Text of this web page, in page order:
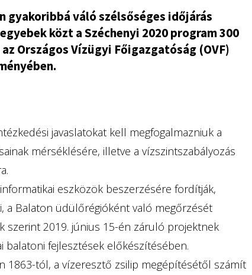
gyakoribbá váló szélsőséges időjárás
közt a Széchenyi 2020 program 300
Országos Vízügyi Főigazgatóság (OVF)
javaslatokat kell megfogalmazniuk a
mérséklésére, illetve a vízszintszabályozás
eszközök beszerzésére fordítják,
a Balaton üdülőrégióként való megőrzését
szerint 2019. június 15-én záruló projektnek
balatoni fejlesztések előkészítésében.
1863-tól, a vízeresztő zsilip megépítésétől számít